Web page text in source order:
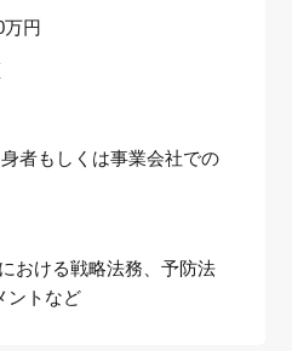
万円
者もしくは事業会社での
おける戦略法務、予防法
ントなど